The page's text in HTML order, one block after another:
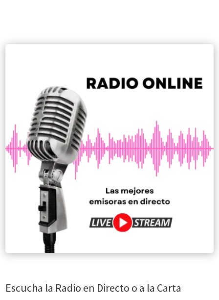
Escucha la Radio en Directo o a la Carta